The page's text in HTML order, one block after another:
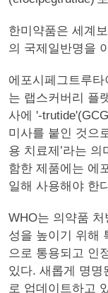
한미약품은 세계
의 국제일반명을
에포시페그트루
는 랩스커버리 플
사에 '-
미사를 붙인 것으
용 치료제’라는
함한 제품에는 에
일해 사용해야 한
WHO는 의약품
성을 높이기 위해
으로 통용되고 인
있다. 새롭게 명명
로 업데이트하고